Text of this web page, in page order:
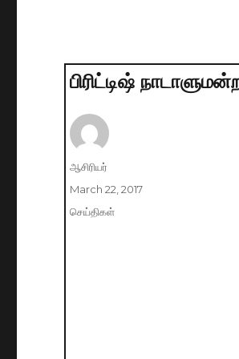
பிரிட்டிஷ்
Author
ஆசிரியர்
Posted
on
March 22, 2017
Categories
செய்திகள்